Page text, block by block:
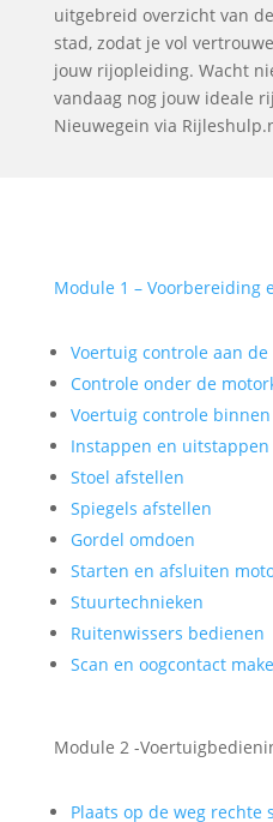
uitgebreid overzicht van
stad, zodat je vol
jouw rijopleiding. Wacht
vandaag nog jouw ideale
Nieuwegein via
Module 1 – Voorbereiding
Voertuig controle aan
Controle onder de
Voertuig controle
Instappen en uitstappen
Stoel afstellen
Spiegels afstellen
Gordel omdoen
Starten en afsluiten
Stuurtechnieken
Ruitenwissers bedienen
Scan en oogcontact
Module 2 -
Plaats op de weg rechte